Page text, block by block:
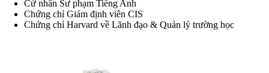
Cử nhân Sư phạm Tiếng Anh
Chứng chỉ Giám định viên CIS
Chứng chỉ Harvard về Lãnh đạo & Quản lý trường học